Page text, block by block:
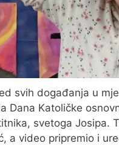
svih događanja u
Dana Katoličke
svetoga Josipa.
a video pripremio i